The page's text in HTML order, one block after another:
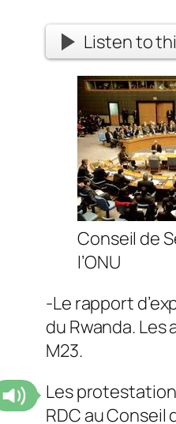
Listen to
Conseil de
l’ONU
-Le rapport
du Rwanda.
M23.
Les
RDC au